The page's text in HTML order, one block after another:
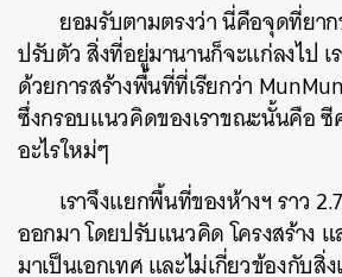
ยอมรับตามตรงว่า นี่คือจุดที่ยาก
ปรับตัว สิ่งที่อยู่มานานก็จะแก่ลงไป เ
ด้วยการสร้างพื้นที่ที่เรียกว่า
ซึ่งกรอบแนวคิดของเราขณะนั้นคือ
อะไรใหม่ๆ
เราจึงแยกพื้นที่ของห้างฯ ราว
ออกมา โดยปรับแนวคิด โครงสร้าง
มาเป็นเอกเทศ และไม่เกี่ยวข้องกับสิ่